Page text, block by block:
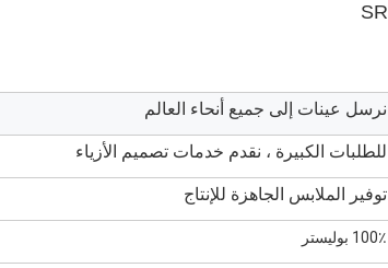
نرسل عينات إلى جميع أنحاء العالم
للطلبات الكبيرة ، نقدم خدمات تصميم الأزياء
توفير الملابس الجاهزة للإنتاج
100٪ بوليستر